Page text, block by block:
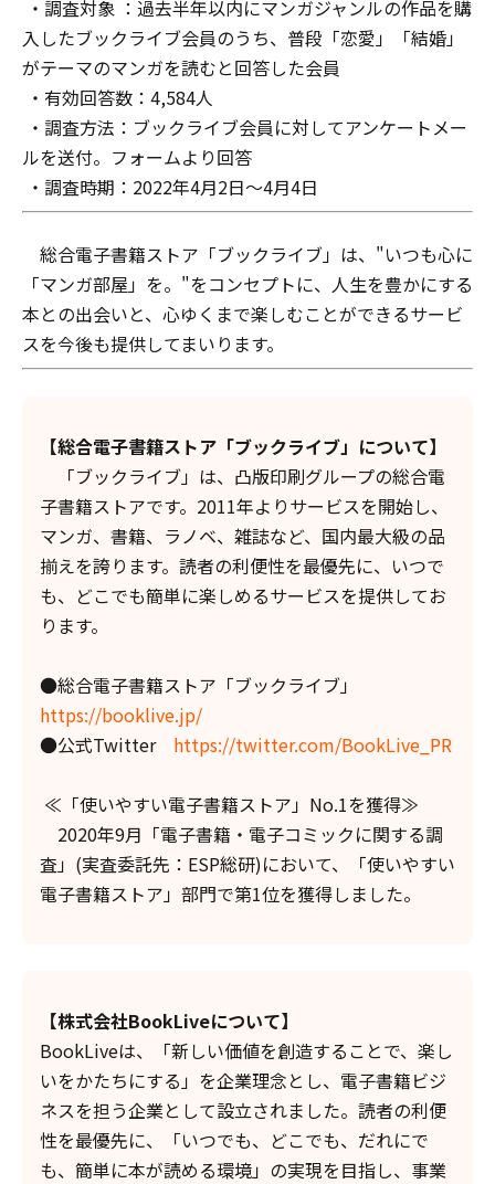
・調査対象 ：過去半年以内にマンガジャンルの作品を購
入したブックライブ会員のうち、普段「恋愛」「結婚」
がテーマのマンガを読むと回答した会員
・有効回答数：4,584人
・調査方法：ブックライブ会員に対してアンケートメー
ルを送付。フォームより回答
・調査時期：2022年4月2日～4月4日
総合電子書籍ストア「ブックライブ」は、"いつも心に
「マンガ部屋」を。"をコンセプトに、人生を豊かにする
本との出会いと、心ゆくまで楽しむことができるサービ
スを今後も提供してまいります。
【総合電子書籍ストア「ブックライブ」について】
「ブックライブ」は、凸版印刷グループの総合電
子書籍ストアです。2011年よりサービスを開始し、
マンガ、書籍、ラノベ、雑誌など、国内最大級の品
揃えを誇ります。読者の利便性を最優先に、いつで
も、どこでも簡単に楽しめるサービスを提供してお
ります。
●総合電子書籍ストア「ブックライブ」
https://booklive.jp/
●公式Twitter https://twitter.com/BookLive_PR
≪「使いやすい電子書籍ストア」No.1を獲得≫
2020年9月「電子書籍・電子コミックに関する調
査」(実査委託先：ESP総研)において、「使いやすい
電子書籍ストア」部門で第1位を獲得しました。
【株式会社BookLiveについて】
BookLiveは、「新しい価値を創造することで、楽し
いをかたちにする」を企業理念とし、電子書籍ビジ
ネスを担う企業として設立されました。読者の利便
性を最優先に、「いつでも、どこでも、だれにで
も、簡単に本が読める環境」の実現を目指し、事業